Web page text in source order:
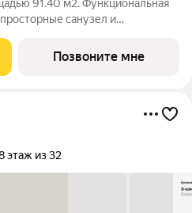
91.40 м2. Функциональная
санузел и
- Семейная ипотека от 3,5%
Позвоните мне
этаж из 32